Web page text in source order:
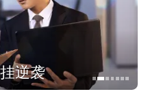
逆袭